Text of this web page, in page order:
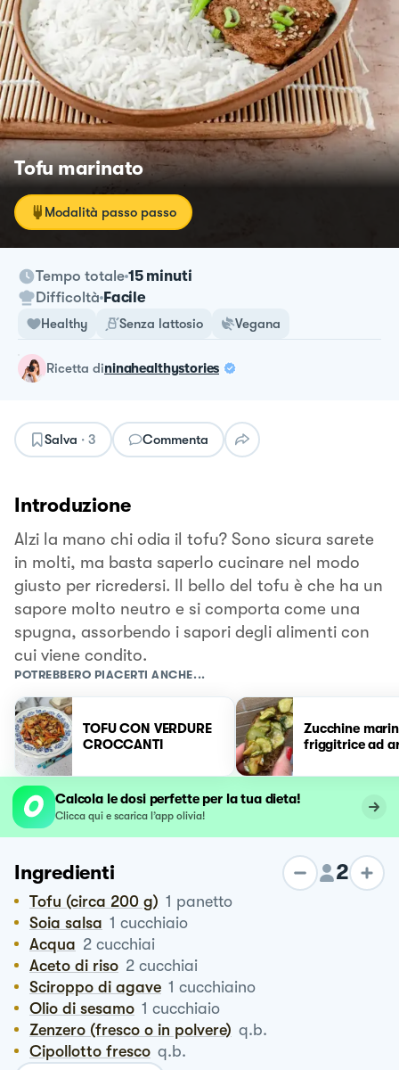
Tofu marinato
Modalità passo passo
Tempo totale 15 minuti
Difficoltà Facile
Healthy Senza lattosio Vegana
ricetta dininahealthystories
Salva · 3 Commenta
Introduzione
Alzi la mano chi odia il tofu? Sono sicura sarete
in molti, ma basta saperlo cucinare nel modo
giusto per ricredersi. Il bello del tofu è che ha un
sapore molto neutro e si comporta come una
spugna, assorbendo i sapori degli alimenti con
cui viene condito.
POTREBBERO PIACERTI ANCHE...
TOFU CON VERDURE
CROCCANTI
Zucchine
friggitrice ad
Calcola le dosi perfette per la tua dieta!
Clicca qui e scarica l’app olivia!
Ingredienti 2
Tofu (circa 200 g) 1 panetto
Soia salsa 1 cucchiaio
Acqua 2 cucchiai
Aceto di riso 2 cucchiai
Sciroppo di agave 1 cucchiaino
Olio di sesamo 1 cucchiaio
Zenzero (fresco o in polvere) q.b.
Cipollotto fresco q.b.